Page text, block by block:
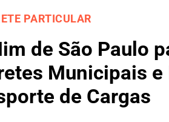
PARTICULAR
de São Paulo
Municipais
de Cargas